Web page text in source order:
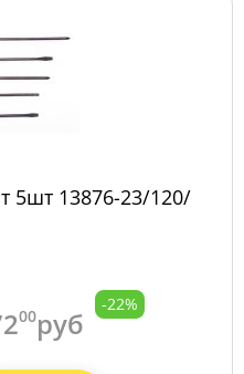
5шт 13876-23/120/
00руб
-22%